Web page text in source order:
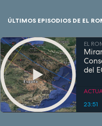
ÚLTIMOS EPISODIOS DE EL
EL
del
23:51